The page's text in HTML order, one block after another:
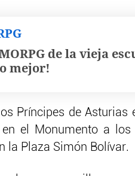
de la vieja
mejor!
Príncipes de Asturias
el Monumento a los
la Plaza Simón Bolívar.